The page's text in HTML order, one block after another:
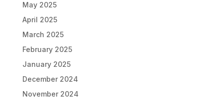
May 2025
April 2025
March 2025
February 2025
January 2025
December 2024
November 2024